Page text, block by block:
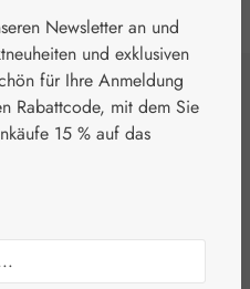
Teemischungen
T St.
Newsletter an und
und exklusiven
für Ihre Anmeldung
Rabattcode, mit dem Sie
15 % auf das